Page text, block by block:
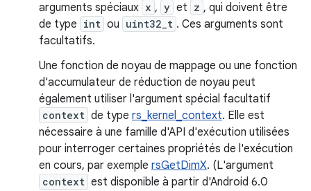
arguments spéciaux x , y et z , qui doivent être
de type int ou uint32_t . Ces arguments sont
facultatifs.
Une fonction de noyau de mappage ou une fonction
d'accumulateur de réduction de noyau peut
également utiliser l'argument spécial facultatif
context de type rs_kernel_context. Elle est
nécessaire à une famille d'API d'exécution utilisées
pour interroger certaines propriétés de l'exécution
en cours, par exemple rsGetDimX. (L'argument
context est disponible à partir d'Android 6.0